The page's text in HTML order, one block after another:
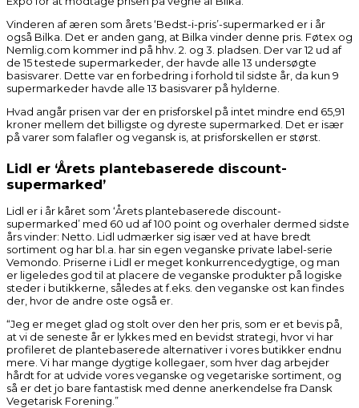
Vinderen af æren som årets ‘Bedst-i-pris’-supermarked er i år
også Bilka. Det er anden gang, at Bilka vinder denne pris. Føtex og
Nemlig.com kommer ind på hhv. 2. og 3. pladsen. Der var 12 ud af
de 15 testede supermarkeder, der havde alle 13 undersøgte
basisvarer. Dette var en forbedring i forhold til sidste år, da kun 9
supermarkeder havde alle 13 basisvarer på hylderne.
Hvad angår prisen var der en prisforskel på intet mindre end 65,91
kroner mellem det billigste og dyreste supermarked. Det er især
på varer som falafler og vegansk is, at prisforskellen er størst.
Lidl er ‘Årets plantebaserede discount-
supermarked’
Lidl er i år kåret som ‘Årets plantebaserede discount-
supermarked’ med 60 ud af 100 point og overhaler dermed sidste
års vinder: Netto. Lidl udmærker sig især ved at have bredt
sortiment og har bl.a. har sin egen veganske private label-serie
Vemondo. Priserne i Lidl er meget konkurrencedygtige, og man
er ligeledes god til at placere de veganske produkter på logiske
steder i butikkerne, således at f.eks. den veganske ost kan findes
der, hvor de andre oste også er.
“Jeg er meget glad og stolt over den her pris, som er et bevis på,
at vi de seneste år er lykkes med en bevidst strategi, hvor vi har
profileret de plantebaserede alternativer i vores butikker endnu
mere. Vi har mange dygtige kollegaer, som hver dag arbejder
hårdt for at udvide vores veganske og vegetariske sortiment, og
så er det jo bare fantastisk med denne anerkendelse fra Dansk
Vegetarisk Forening.”